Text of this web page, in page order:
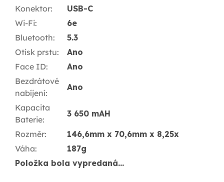
Konektor:
USB-C
Wi-Fi:
6e
Bluetooth:
5.3
Otisk prstu:
Ano
Face ID:
Ano
Bezdrátové
nabíjení:
Ano
Kapacita
Baterie:
3 650 mAH
Rozměr:
146,6mm x 70,6mm x 8,25x
Váha:
187g
Položka bola vypredaná…